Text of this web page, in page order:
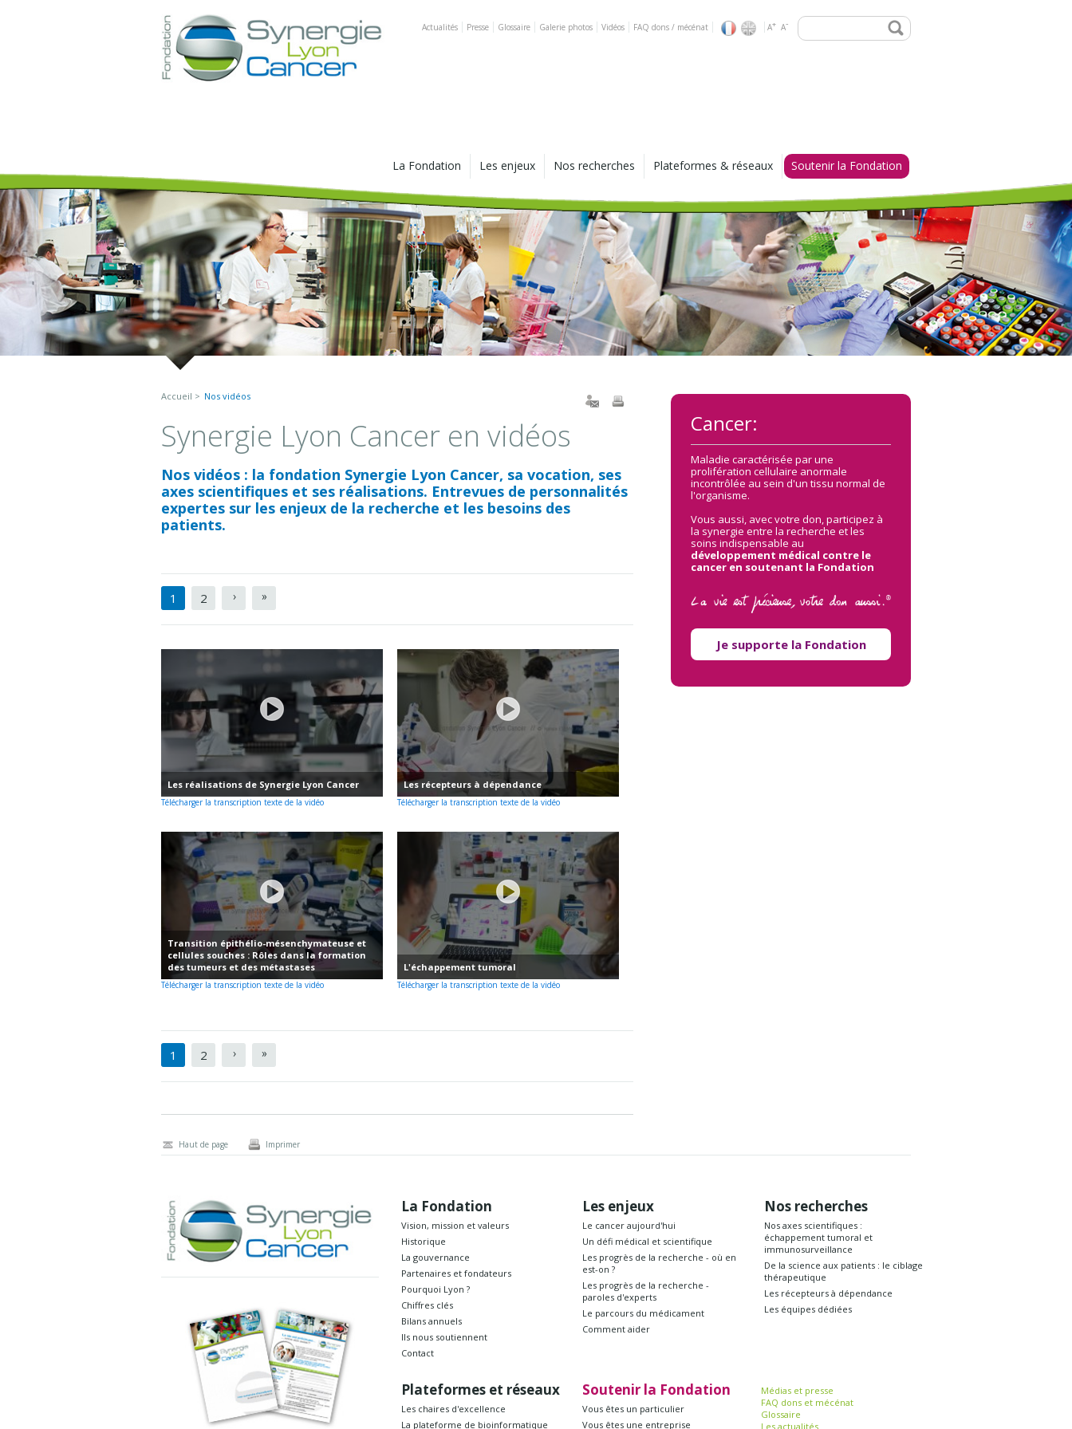
Actualités Presse Glossaire Galerie photos Vidéos FAQ dons / mécénat A+ A- Rechercher
La Fondation
Vision, missions et valeurs
Historique
La gouvernance
Fondateurs et partenaires
Pourquoi Lyon ?
Chiffres clés
Les enjeux
Le cancer aujourd'hui
Le cancer, un défi médical
et scientifique
Progrès de la recherche sur
le cancer : où en est-on?
Progrès de la recherche sur
le cancer : paroles
d'experts
Nos recherches
échappement tumoral et
immunosurveillance
De la science au patient : le
ciblage thérapeutique
Les récepteurs à
dépendance
Les équipes dédiées
Plateformes & réseaux
La plateforme bio-
informatique
Le Laboratoire des Modèles
Tumoraux
Plateforme C3D
World Sarcoma Network
Soutenir la Fondation
Vous êtes un particulier
Vous êtes une entreprise
Don et mécénat : vos
questions, nos réponses
Ils nous soutiennent
Accueil Nos vidéos
Synergie Lyon Cancer en vidéos
Nos vidéos : la fondation Synergie Lyon Cancer, sa vocation, ses
axes scientifiques et ses réalisations. Entrevues de personnalités
expertes sur les enjeux de la recherche et les besoins des
patients.
1 2
Les réalisations de Synergie Lyon Cancer
Télécharger la transcription texte de la vidéo
Les récepteurs à dépendance
Télécharger la transcription texte de la vidéo
Transition épithélio-mésenchymateuse et
cellules souches : Rôles dans la formation
des tumeurs et des métastases
Télécharger la transcription texte de la vidéo
L'échappement tumoral
Télécharger la transcription texte de la vidéo
1 2
Haut de page Imprimer
Cancer:
Maladie caractérisée par une
prolifération cellulaire anormale
incontrôlée au sein d'un tissu normal de
l'organisme.
Vous aussi, avec votre don, participez à
la synergie entre la recherche et les
soins indispensable au
développement médical contre le
cancer en soutenant la Fondation
Je supporte la Fondation
La Fondation
Vision, mission et valeurs
Historique
La gouvernance
Partenaires et fondateurs
Pourquoi Lyon ?
Chiffres clés
Bilans annuels
Ils nous soutiennent
Contact
Les enjeux
Le cancer aujourd'hui
Un défi médical et scientifique
Les progrès de la recherche - où en
est-on ?
Les progrès de la recherche -
paroles d'experts
Le parcours du médicament
Comment aider
Nos recherches
Nos axes scientifiques :
échappement tumoral et
immunosurveillance
De la science aux patients : le ciblage
thérapeutique
Les récepteurs à dépendance
Les équipes dédiées
Plateformes et réseaux
Les chaires d'excellence
La plateforme de bioinformatique
Soutenir la Fondation
Vous êtes un particulier
Vous êtes une entreprise
Médias et presse
FAQ dons et mécénat
Glossaire
Les actualités